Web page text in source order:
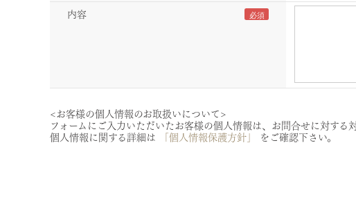
内容
<お客様の個人情報のお取扱いについて>
フォームにご入力いただいたお客様の個人情報は、お問合せに対する
個人情報に関する詳細は 「個人情報保護方針」 をご確認下さい。